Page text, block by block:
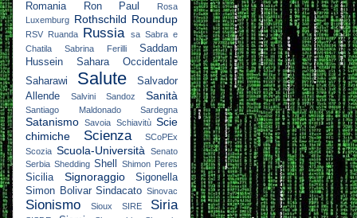
Romania
Ron Paul
Rosa
Luxemburg Rothschild Roundup
RSV Ruanda Russia sa Sabra e
Chatila
Sabrina Ferilli
Saddam
Hussein
Sahara Occidentale
Saharawi
Salute
Salvador
Allende
Salvini Sandoz Sanità
Santiago Maldonado Sardegna
Satanismo Savoia Schiavitù Scie
chimiche
Scienza
SCoPEx
Scozia Scuola-Università
Senato
Serbia Shedding Shell Shimon Peres
Sicilia Signoraggio
Sigonella
Simon Bolivar Sindacato Sinovac
Sionismo Sioux SIRE Siria